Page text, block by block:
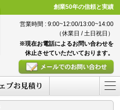
創業50年の信頼と実績
営業時間 : 9:00~12:00/13:00~14:00
（休業日 / 土日祝日）
※現在お電話によるお問い合わせを
休止させていただいております。